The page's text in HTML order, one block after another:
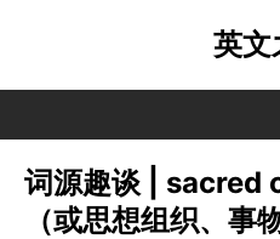
英文
词源趣谈 | sacred
（或思想组织、事